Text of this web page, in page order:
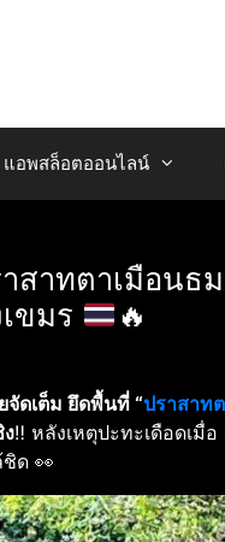
แอพสล็อตออนไลน์
สาทตาเมือนธ
ขมร
🔥
จัดเต็ม ยึดพื้นที่ “ปราสาท
‼️ หลังเหตุปะทะเดือดเมื่
ชิด 👀